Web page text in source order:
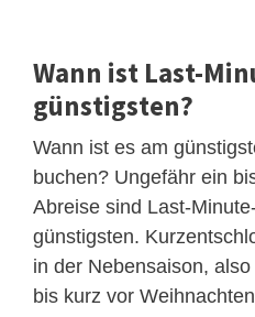
Wann ist Last-
günstigsten?
Wann ist es am
buchen? Ungefähr ein
Abreise sind Last-
günstigsten.
in der Nebensaison,
bis kurz vor